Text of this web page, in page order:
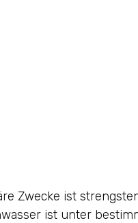
Zwecke ist
ist unter